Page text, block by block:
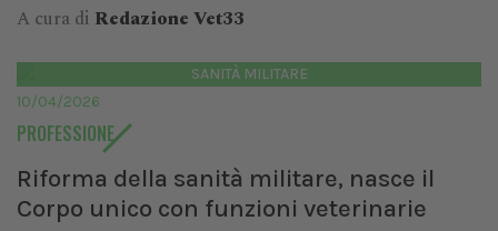
A cura di Redazione Vet33
SANITÀ MILITARE
10/04/2026
PROFESSIONE
Riforma della sanità militare, nasce il
Corpo unico con funzioni veterinarie